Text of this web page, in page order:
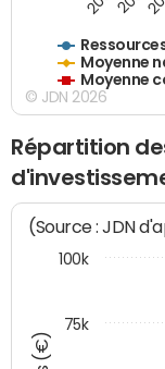
Moyenne
Moyenne
© JDN 2026
Répartition
(Source : JDN
100k
75k